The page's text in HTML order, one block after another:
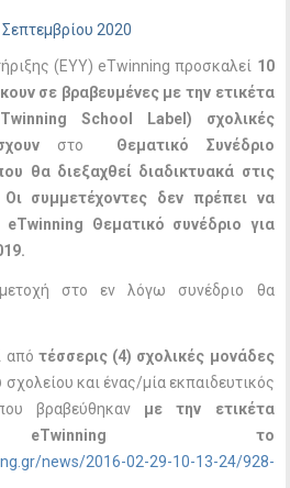
2020
(ΕΥΥ) eTwinning προσκαλεί 10
σε βραβευμένες με την ετικέτα
School Label ) σχολικές
στο
Θεματικό Συνέδριο
θα διεξαχθεί διαδικτυακά στις
συμμετέχοντες δεν πρέπει να
Θεματικό συνέδριο για
στο εν λόγω συνέδριο θα
από τέσσερις (4) σχολικές μονάδες
και ένας/μία εκπαιδευτικός
βραβεύθηκαν με την ετικέτα
eTwinning
το
news/2016-02-29-10-13-24/928-